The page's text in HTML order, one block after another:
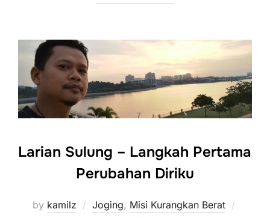
Larian Sulung – Langkah Pertama
Perubahan Diriku
by kamilz Joging, Misi Kurangkan Berat